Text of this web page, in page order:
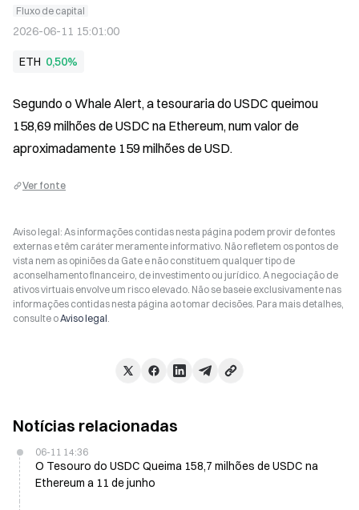
Fluxo de capital
2026-06-11 15:01:00
ETH 0,50%
Segundo o Whale Alert, a tesouraria do USDC queimou
158,69 milhões de USDC na Ethereum, num valor de
aproximadamente 159 milhões de USD.
Ver fonte
Aviso legal: As informações contidas nesta página podem provir de fontes
externas e têm caráter meramente informativo. Não refletem os pontos de
vista nem as opiniões da Gate e não constituem qualquer tipo de
aconselhamento financeiro, de investimento ou jurídico. A negociação de
ativos virtuais envolve um risco elevado. Não se baseie exclusivamente nas
informações contidas nesta página ao tomar decisões. Para mais detalhes,
consulte oAviso legal.
Notícias relacionadas
06-11 14:36
O Tesouro do USDC Queima 158,7 milhões de USDC na
Ethereum a 11 de junho